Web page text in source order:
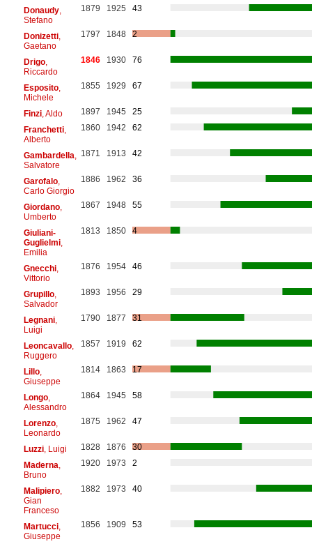
Donaudy,
Stefano
1879 1925 43
Donizetti,
Gaetano
1797 1848 2
Drigo,
Riccardo
1846 1930 76
Esposito,
Michele
1855 1929 67
Finzi, Aldo 1897 1945
25
Franchetti,
Alberto
1860 1942 62
Gambardella
Salvatore
1871 1913 42
Garofalo,
Carlo Giorgio
1886 1962 36
Giordano,
Umberto
1867 1948 55
Giuliani-
Guglielmi,
Emilia
1813 1850 4
Gnecchi,
Vittorio
1876 1954 46
Grupillo,
Salvador
1893 1956 29
Legnani,
Luigi
1790 1877 31
Leoncavallo,
Ruggero
1857 1919 62
Lillo,
Giuseppe
1814 1863 17
Longo,
Alessandro
1864 1945 58
Lorenzo,
Leonardo
1875 1962 47
Luzzi, Luigi 1828 1876
30
Maderna
Bruno
1920 1973 2
Malipiero,
Gian
Franceso
1882 1973 40
Martucci,
Giuseppe
1856 1909 53